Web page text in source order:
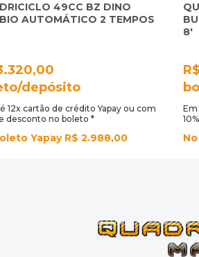
49CC BZ DINO
AUTOMÁTICO 2 TEMPOS
depósito
12x cartão de crédito Yapay ou com
desconto no boleto *
Yapay R$ 2.988,00
8'
Em